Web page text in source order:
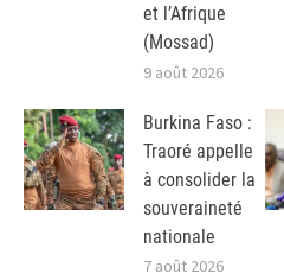
et l’Afrique
(Mossad)
9 août 2026
Burkina Faso :
Traoré appelle
à consolider la
souveraineté
nationale
7 août 2026